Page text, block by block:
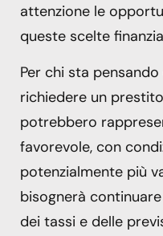
attenzione le
queste scelte
Per chi sta
richiedere un
potrebbero
favorevole, con
potenzialmente più
bisognerà
dei tassi e delle